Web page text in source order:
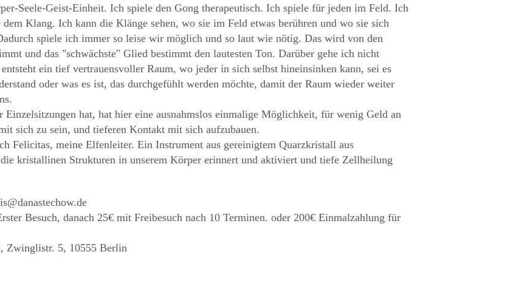
Seele-Geist-Einheit. Ich spiele den Gong therapeutisch. Ich spiele für jeden im Feld. Ich
dem Klang. Ich kann die Klänge sehen, wo sie im Feld etwas berühren und wo sie sich
spiele ich immer so leise wir möglich und so laut wie nötig. Das wird von den
und das "schwächste" Glied bestimmt den lautesten Ton. Darüber gehe ich nicht
ein tief vertrauensvoller Raum, wo jeder in sich selbst hineinsinken kann, sei es
oder was es ist, das durchgefühlt werden möchte, damit der Raum wieder weiter
Einzelsitzungen hat, hat hier eine ausnahmslos einmalige Möglichkeit, für wenig Geld an
sich zu sein, und tieferen Kontakt mit sich aufzubauen.
Felicitas, meine Elfenleiter. Ein Instrument aus gereinigtem Quarzkristall aus
kristallinen Strukturen in unserem Körper erinnert und aktiviert und tiefe Zellheilung
Besuch, danach 25€ mit Freibesuch nach 10 Terminen. oder 200€ Einmalzahlung für
Zwinglistr. 5, 10555 Berlin